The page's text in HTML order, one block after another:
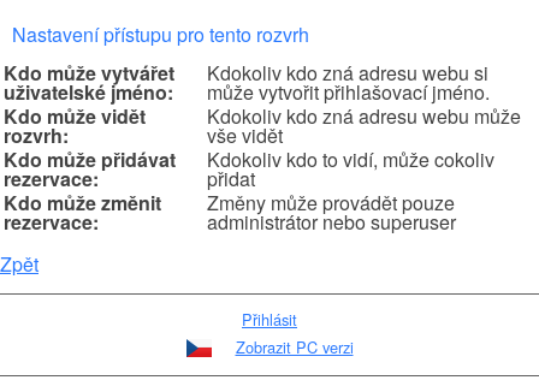
Nastavení přístupu pro tento rozvrh
Kdo může vytvářet
uživatelské jméno:
Kdokoliv kdo zná adresu webu si
může vytvořit přihlašovací jméno.
Kdo může vidět
rozvrh:
Kdokoliv kdo zná adresu webu může
vše vidět
Kdo může přidávat
rezervace:
Kdokoliv kdo to vidí, může cokoliv
přidat
Kdo může změnit
rezervace:
Změny může provádět pouze
administrátor nebo superuser
Zpět
Přihlásit
Zobrazit PC verzi